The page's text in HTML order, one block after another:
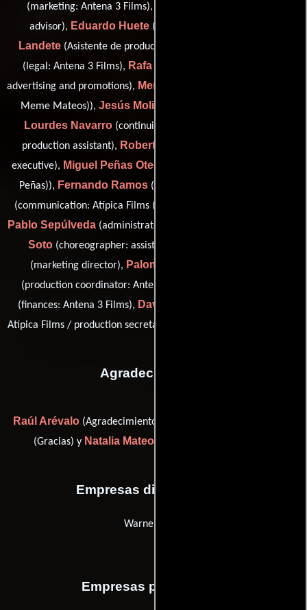
(marketing: Antena 3 Films),
advisor), Eduardo Huete(Staff de producción),
Landete(Asistente de producción),
(legal: Antena 3 Films), Rafa Martínez
advertising and promotions), Meme Mateos Gómez
Meme Mateos)), Jesús Molina
Lourdes Navarro (continuidad),
production assistant), Roberto Perez Antolin
executive), Miguel Peñas Otegui
Peñas)), Fernando Ramos (design producer),
(communication: Atípica Films (as Elio Seguí Polnoroff)),
Pablo Sepúlveda(administrator: Mod Producciones),
Soto (choreographer: assistant),
(marketing director), Paloma Sáenz de Santamaría
(production coordinator: Antena 3 Films),
(finances: Antena 3 Films), David Tapetado
Atípica Films / production secretary) y
Agradecimientos
Raúl Arévalo (Agradecimiento especial),
(Gracias) y Natalia Mateo(Agradecimiento especial)
Empresas distribuidoras
Warner Bros.
Empresas productoras